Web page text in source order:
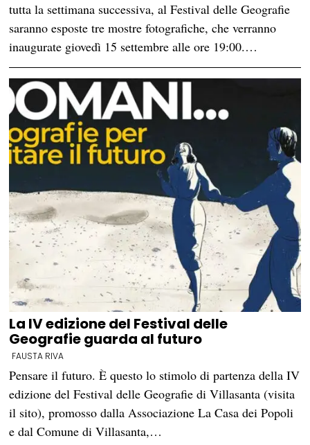
tutta la settimana successiva, al Festival delle Geografie
saranno esposte tre mostre fotografiche, che verranno
inaugurate giovedì 15 settembre alle ore 19:00.…
La IV edizione del Festival delle
Geografie guarda al futuro
FAUSTA RIVA
Pensare il futuro. È questo lo stimolo di partenza della IV
edizione del Festival delle Geografie di Villasanta (visita
il sito), promosso dalla Associazione La Casa dei Popoli
e dal Comune di Villasanta,…